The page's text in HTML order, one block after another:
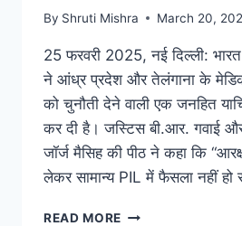
By Shruti Mishra March 20,
25 फरवरी 2025, नई दिल्ली: भारत
ने आंध्र प्रदेश और तेलंगाना के
को चुनौती देने वाली एक जनहित
कर दी है। जस्टिस बी.आर. गवाई
जॉर्ज मैसिह की पीठ ने कहा कि
लेकर सामान्य PIL में फैसला नहीं
READ MORE